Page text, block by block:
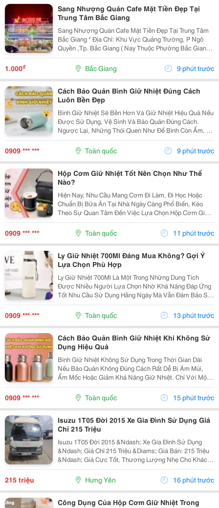
Sang Nhượng Quán Cafe Mặt Tiền Đẹp Tại
Trung Tâm Bắc Giang
Sang Nhượng Quán Cafe Mặt Tiền Đẹp Tại Trung Tâm
Bắc Giang * Địa Chỉ: Khu Vực Quảng Trường, P Ngô
Quyền ,Tp. Bắc Giang ( Nay Thuộc Phường Bắc Giang *
Diện Tích: 115M&Sup2; - Thiết Kế: Quán 2 Tầng, Mặt
Bằng Rộng Rãi, Thoáng Đẹp - Vị Trí: Mặt Tiền...
1.000₫ Bắc Giang 9 phút trước
Cách Bảo Quản Bình Giữ Nhiệt Đúng Cách
Luôn Bền Đẹp
Bình Giữ Nhiệt Sẽ Bền Hơn Và Giữ Nhiệt Hiệu Quả Nếu
Được Sử Dụng, Vệ Sinh Và Bảo Quản Đúng Cách.
Ngược Lại, Những Thói Quen Như Để Bình Còn Ẩm, Vệ
Sinh Không Kỹ Hoặc Sử Dụng Sai Mục Đích Có Thể
Khiến Bình Nhanh Ám Mùi, Giảm Khả Năng Giữ Nhiệt
Và Rút...
0909 *** *** Toàn quốc 9 phút trước
Hộp Cơm Giữ Nhiệt Tốt Nên Chọn Như Thế
Nào?
Hiện Nay, Nhu Cầu Mang Cơm Đi Làm, Đi Học Hoặc
Chuẩn Bị Bữa Ăn Tại Nhà Ngày Càng Phổ Biến, Kéo
Theo Sự Quan Tâm Đến Việc Lựa Chọn Hộp Cơm Giữ
Nhiệt Tốt . Một Sản Phẩm Phù Hợp Không Chỉ Giúp Giữ
Món Ăn Thơm Ngon Mà Còn Mang Lại Sự Tiện Lợi Và
An Tâm...
0909 *** *** Toàn quốc 11 phút trước
Ly Giữ Nhiệt 700Ml Đáng Mua Không? Gợi Ý
Lựa Chọn Phù Hợp
Ly Giữ Nhiệt 700Ml Là Một Trong Những Dung Tích
Được Nhiều Người Lựa Chọn Nhờ Khả Năng Đáp Ứng
Tốt Nhu Cầu Sử Dụng Hằng Ngày Mà Vẫn Đảm Bảo Sự
Gọn Gàng Khi Mang Theo. Hãy Cùng Cozycup Tìm Hiểu
Ngay Trong Bài Viết Dưới Đây. 1. Vì Sao Ly Giữ Nhiệt...
0909 *** *** Toàn quốc 13 phút trước
Cách Bảo Quản Bình Giữ Nhiệt Khi Không Sử
Dụng Hiệu Quả
Bình Giữ Nhiệt Không Sử Dụng Trong Thời Gian Dài
Nếu Bảo Quản Không Đúng Cách Rất Dễ Bị Ám Mùi,
Ẩm Mốc Hoặc Giảm Khả Năng Giữ Nhiệt. Chỉ Với Một
Vài Lưu Ý Đơn Giản, Bạn Có Thể Giữ Bình Luôn Sạch
Sẽ Và Bền Đẹp Như Mới. Cùng Tìm Hiểu Các Cách Bảo
Quản...
0909 *** *** Toàn quốc 15 phút trước
Isuzu 1T05 Đời 2015 Xe Gia Đình Sử Dụng Giá
Chỉ 215 Triệu
Isuzu 1T05 Đời 2015 &Ndash; Xe Gia Đình Sử Dụng
&Ndash; Giá Chỉ 215 Triệu &Diams; Giá Bán: 215 Triệu
&Ndash; Giá Cực Tốt, Thương Lượng Nhẹ Cho Khách
Thiện Chí! &Diams; Thông Tin Xe &Diams; Hãng Xe:
Isuzu &Diams; Đời: 2015 &Diams; Tải Trọng: 1 Tấn
215 triệu Hưng Yên 16 phút trước
Công Dụng Của Hộp Cơm Giữ Nhiệt Trong